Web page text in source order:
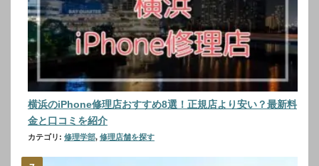
横浜のiPhone修理店おすすめ8選！正規店より安い？最新料
金と口コミを紹介
カテゴリ: 修理学部, 修理店舗を探す